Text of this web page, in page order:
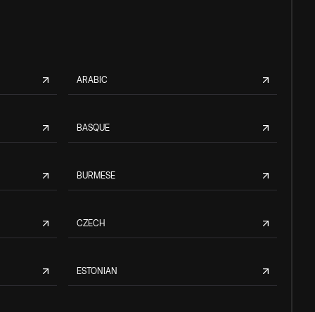
ARABIC
BASQUE
BURMESE
CZECH
ESTONIAN